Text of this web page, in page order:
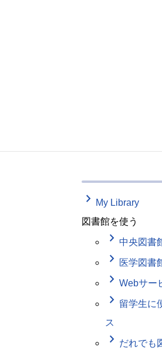
keyboard_arrow_right My Library
図書館を使う
keyboard_arrow_right 中央図書
keyboard_arrow_right 医学図書
keyboard_arrow_right Webサー
keyboard_arrow_right 留学生に
ス
keyboard_arrow_right だれでも